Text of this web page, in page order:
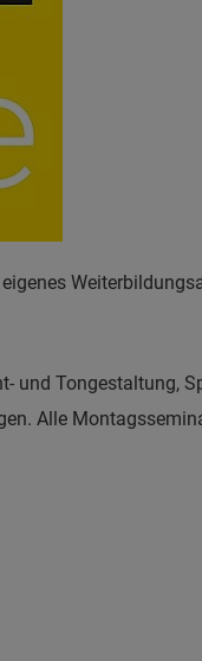
und Tongestaltung,
Alle